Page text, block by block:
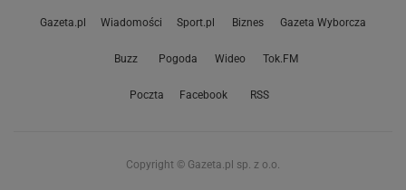
Gazeta.pl Wiadomości Sport.pl Biznes Gazeta Wyborcza
Buzz Pogoda Wideo Tok.FM
Poczta Facebook RSS
Copyright © Gazeta.pl sp. z o.o.